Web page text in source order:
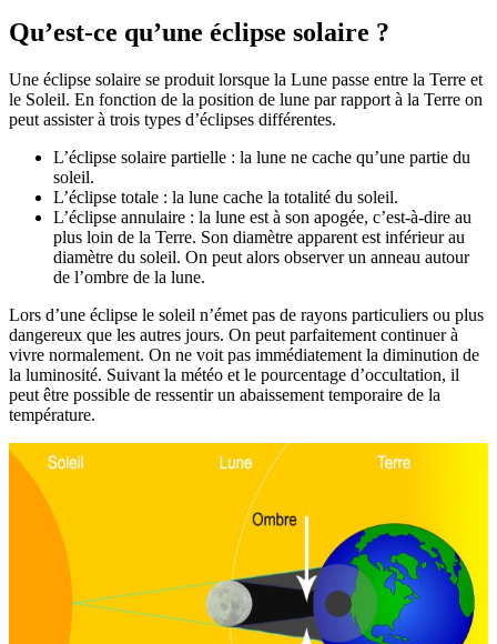
Qu’est-ce qu’une éclipse solaire ?
Une éclipse solaire se produit lorsque la Lune passe entre la Terre et
le Soleil. En fonction de la position de lune par rapport à la Terre on
peut assister à trois types d’éclipses différentes.
L’éclipse solaire partielle : la lune ne cache qu’une partie du
soleil.
L’éclipse totale : la lune cache la totalité du soleil.
L’éclipse annulaire : la lune est à son apogée, c’est-à-dire au
plus loin de la Terre. Son diamètre apparent est inférieur au
diamètre du soleil. On peut alors observer un anneau autour
de l’ombre de la lune.
Lors d’une éclipse le soleil n’émet pas de rayons particuliers ou plus
dangereux que les autres jours. On peut parfaitement continuer à
vivre normalement. On ne voit pas immédiatement la diminution de
la luminosité. Suivant la météo et le pourcentage d’occultation, il
peut être possible de ressentir un abaissement temporaire de la
température.